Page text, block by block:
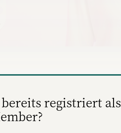
registriert als